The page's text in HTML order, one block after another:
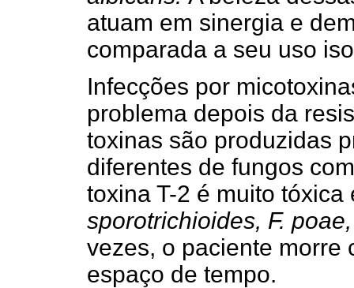
atuam em sinergia e
comparada a seu uso
Infecções por
problema depois da
toxinas são produzidas
diferentes de fungos
toxina T-2 é muito
sporotrichioides, F.
vezes, o paciente morre
espaço de tempo.